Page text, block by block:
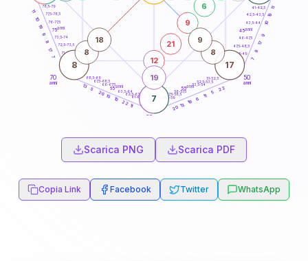
50
anni
60
70
anni
41-42,5
42,5-43,5
43,5-44
46-47,5
47,5-48,5
48,5-49
51-52,5
52,5-53,5
53,5-54
56-57,5
57,5-58,5
58,5-59
61-62,5
62,5-63,5
63,5-64
66-67,5
67,5-68,5
68,5-69
71-72,5
72,5-73,5
73,5-74
76-77,5
77,5-78,5
78,5-79 11
19
10
9
17
8
7
22
5
11
6
19
13
20
11
22
10
15
20
5
13
7
17
8
9
19
10
11
7
8 17
12
21
9
6
19
8
18
8
9
45anni
55anni
65anni
75anni
Scarica PNG Scarica PDF
Copia Link Facebook Twitter WhatsApp